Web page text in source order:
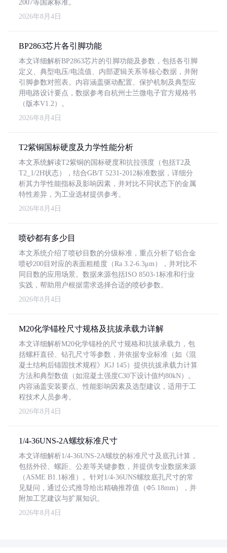
2007等国家标准。
2026年8月4日
BP2863芯片各引脚功能
本文详细解析BP2863芯片的引脚功能及参数，包括各引脚
定义、典型电压/电流值、内部逻辑关系等核心数据，并附
引脚参数对照表。内容涵盖驱动配置、保护机制及典型应
用电路设计要点，数据参考自杭州士兰微电子官方规格书
（版本V1.2）。
2026年8月4日
T2紫铜国标硬度及力学性能分析
本文系统解读T2紫铜的国标硬度和抗拉强度（包括T2及
T2_1/2H状态），结合GB/T 5231-2012标准数据，详细分
析其力学性能指标及影响因素，并对比不同状态下的金属
特性差异，为工业选材提供参考。
2026年8月4日
喷砂都有多少目
本文系统介绍了喷砂目数的分级标准，重点分析了铝合金
喷砂200目对应的表面粗糙度（Ra 3.2-6.3μm），并对比不
同目数的应用场景。数据来源包括ISO 8503-1标准和行业
实践，帮助用户根据需求选择合适的喷砂参数。
2026年8月4日
M20化学锚栓尺寸规格及抗拔承载力详解
本文详细解析M20化学锚栓的尺寸规格和抗拔承载力，包
括螺杆直径、钻孔尺寸等参数，并依据专业标准（如《混
凝土结构后锚固技术规程》JGJ 145）提供抗拔承载力计算
方法和典型数值（如混凝土强度C30下设计值约80kN）。
内容涵盖安装要点、性能影响因素及选型建议，适用于工
程技术人员参考。
2026年8月4日
1/4-36UNS-2A螺纹标准尺寸
本文详细解析1/4-36UNS-2A螺纹的标准尺寸及底孔计算，
包括外径、螺距、公差等关键参数，并提供专业数据来源
（ASME B1.1标准）。针对1/4-36UNS螺纹底孔尺寸的常
见疑问，通过公式推导给出精确推荐值（Φ5.18mm），并
附加工艺建议与扩展知识。
2026年8月4日